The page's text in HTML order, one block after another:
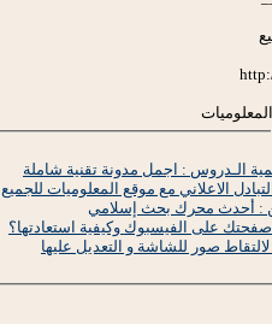
الـدروس : اجمل مدونة تقنية شاملة
الاعلاني مع موقع المعلوميات للجميع
: أحدث محرك بحث إسلامي
على الفيسبوك وكيفية استعادتها؟
صور للشاشة و التعديل عليها